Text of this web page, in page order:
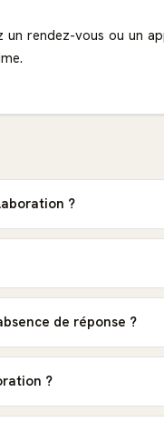
rendez-vous ou un
?
de réponse ?
?